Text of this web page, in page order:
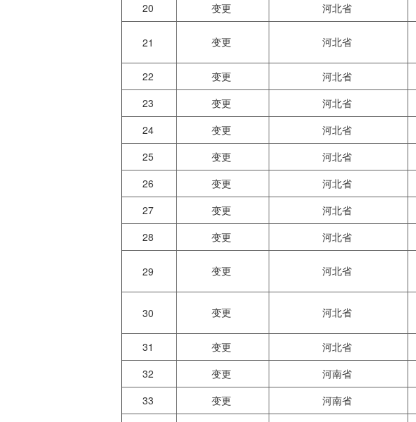
20
变更 河北省
21 变更 河北省
22 变更 河北省
23
变更 河北省
24
变更 河北省
25
变更 河北省
26
变更 河北省
27
变更 河北省
28
变更 河北省
29 变更 河北省
30 变更 河北省
31 变更 河北省
32
变更 河南省
33
变更 河南省